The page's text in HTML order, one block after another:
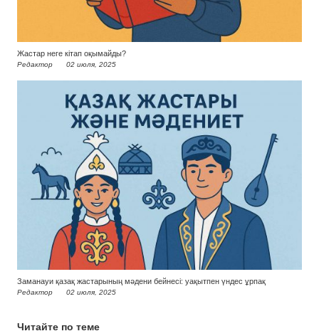
Жастар неге кітап оқымайды?
Редактор 02 июля, 2025
Заманауи қазақ жастарының мәдени бейнесі: уақытпен үндес ұрпақ
Редактор 02 июля, 2025
Читайте по теме